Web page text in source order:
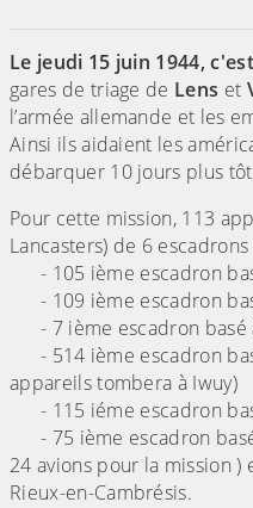
Le jeudi 15 juin 1944,
gares de triage de Lens et
l’armée allemande et les
Ainsi ils aidaient les
débarquer 10 jours plus
Pour cette mission, 113
Lancasters) de 6
- 105 ième escadron
- 109 ième escadron
- 7 ième escadron basé
- 514 ième escadron
appareils tombera à Iwuy)
- 115 iéme escadron
- 75 ième escadron
24 avions pour la mission
Rieux-en-Cambrésis.